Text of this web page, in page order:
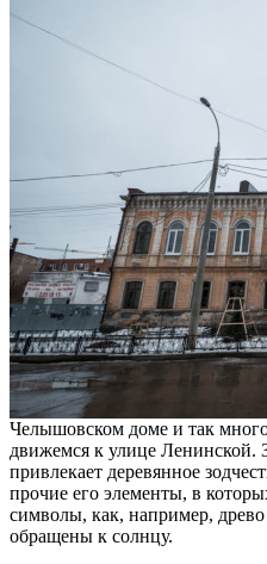
Челышовском доме и так
движемся к улице Ленинской.
привлекает деревянное
прочие его элементы, в
символы, как, например, древо
обращены к солнцу.